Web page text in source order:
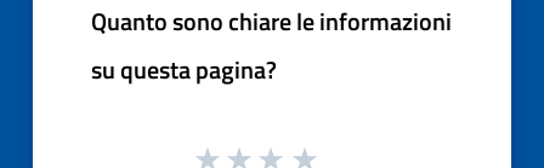
Quanto sono chiare le informazioni
su questa pagina?